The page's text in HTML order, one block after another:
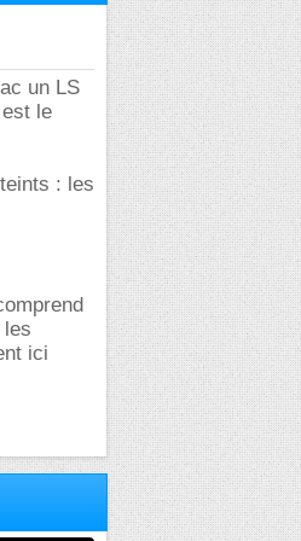
un LS
le
: les
ici